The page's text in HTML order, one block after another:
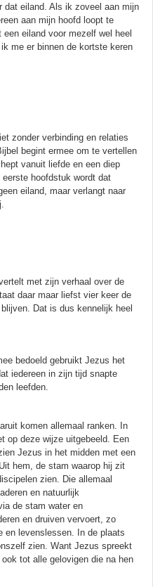
dat eiland. Als ik zoveel aan mijn
aan mijn hoofd loopt te
eiland voor mezelf wel heel
me er binnen de kortste keren
zonder verbinding en relaties
begint ermee om te vertellen
vanuit liefde en een diep
hoofdstuk wordt dat
eiland, maar verlangt naar
met zijn verhaal over de
daar maar liefst vier keer de
Dat is dus kennelijk heel
bedoeld gebruikt Jezus het
iedereen in zijn tijd snapte
leefden.
komen allemaal ranken. In
op deze wijze uitgebeeld. Een
Jezus in het midden met een
hem, de stam waarop hij zit
zien. Die allemaal
en natuurlijk
de stam water en
en druiven vervoert, zo
en levenslessen. In de plaats
zien. Want Jezus spreekt
tot alle gelovigen die na hen